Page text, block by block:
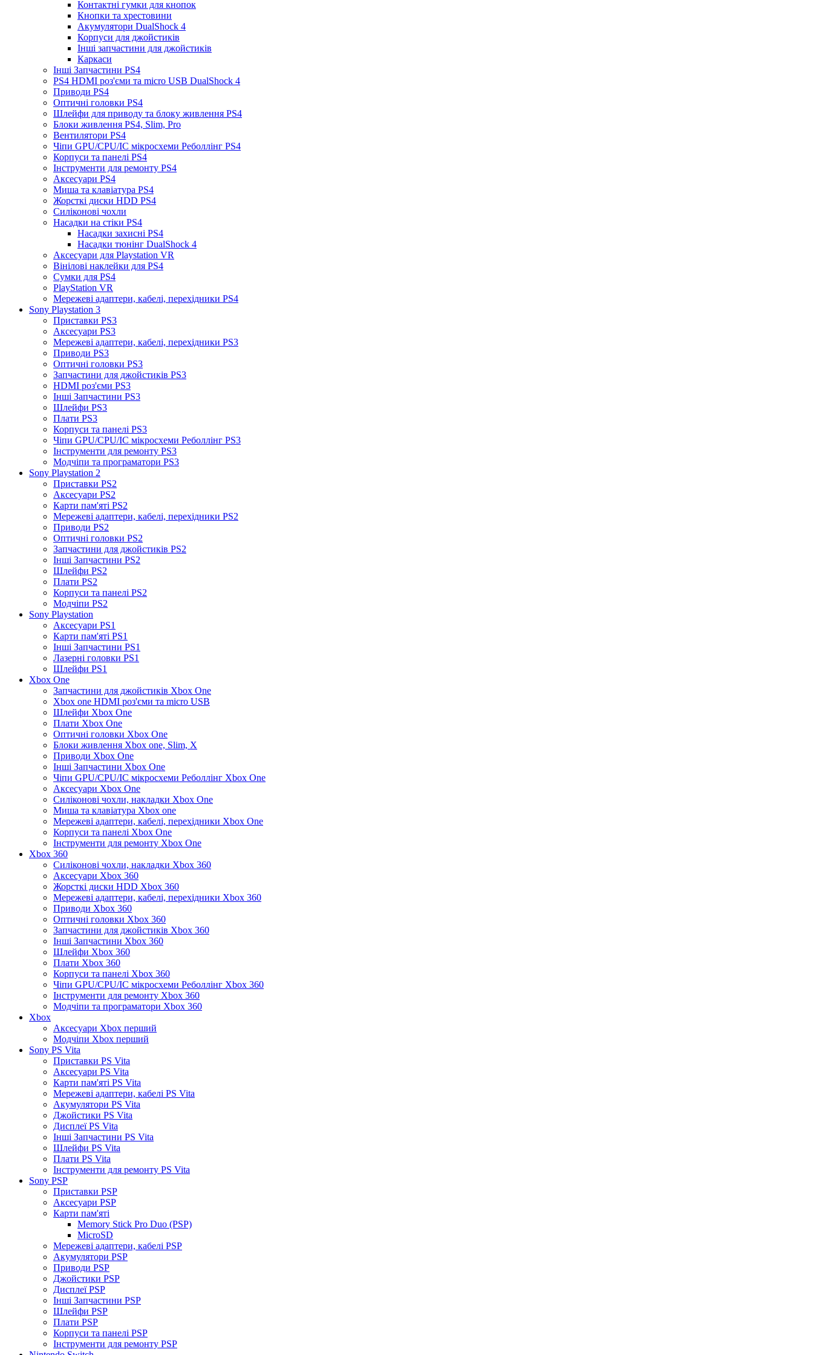
Контактні гумки для кнопок
Кнопки та хрестовини
Акумулятори DualShock 4
Корпуси для джойстиків
Інші запчастини для джойстиків
Каркаси
Інші Запчастини PS4
PS4 HDMI роз'єми та micro USB DualShock 4
Приводи PS4
Оптичні головки PS4
Шлейфи для приводу та блоку живлення PS4
Блоки живлення PS4, Slim, Pro
Вентилятори PS4
Чіпи GPU/CPU/IC мікросхеми Реболлінг PS4
Корпуси та панелі PS4
Інструменти для ремонту PS4
Аксесуари PS4
Миша та клавіатура PS4
Жорсткі диски HDD PS4
Силіконові чохли
Насадки на стіки PS4
Насадки захисні PS4
Насадки тюнінг DualShock 4
Аксесуари для Playstation VR
Вінілові наклейки для PS4
Сумки для PS4
PlayStation VR
Мережеві адаптери, кабелі, перехідники PS4
Sony Playstation 3
Приставки PS3
Аксесуари PS3
Мережеві адаптери, кабелі, перехідники PS3
Приводи PS3
Оптичні головки PS3
Запчастини для джойстиків PS3
HDMI роз'єми PS3
Інші Запчастини PS3
Шлейфи PS3
Плати PS3
Корпуси та панелі PS3
Чіпи GPU/CPU/IC мікросхеми Реболлінг PS3
Інструменти для ремонту PS3
Модчіпи та програматори PS3
Sony Playstation 2
Приставки PS2
Аксесуари PS2
Карти пам'яті PS2
Мережеві адаптери, кабелі, перехідники PS2
Приводи PS2
Оптичні головки PS2
Запчастини для джойстиків PS2
Інші Запчастини PS2
Шлейфи PS2
Плати PS2
Корпуси та панелі PS2
Модчіпи PS2
Sony Playstation
Аксесуари PS1
Карти пам'яті PS1
Інші Запчастини PS1
Лазерні головки PS1
Шлейфи PS1
Xbox One
Запчастини для джойстиків Xbox One
Xbox one HDMI роз'єми та micro USB
Шлейфи Xbox One
Плати Xbox One
Оптичні головки Xbox One
Блоки живлення Xbox one, Slim, X
Приводи Xbox One
Інші Запчастини Xbox One
Чіпи GPU/CPU/IC мікросхеми Реболлінг Xbox One
Аксесуари Xbox One
Силіконові чохли, накладки Xbox One
Миша та клавіатура Xbox one
Мережеві адаптери, кабелі, перехідники Xbox One
Корпуси та панелі Xbox One
Інструменти для ремонту Xbox One
Xbox 360
Силіконові чохли, накладки Xbox 360
Аксесуари Xbox 360
Жорсткі диски HDD Xbox 360
Мережеві адаптери, кабелі, перехідники Xbox 360
Приводи Xbox 360
Оптичні головки Xbox 360
Запчастини для джойстиків Xbox 360
Інші Запчастини Xbox 360
Шлейфи Xbox 360
Плати Xbox 360
Корпуси та панелі Xbox 360
Чіпи GPU/CPU/IC мікросхеми Реболлінг Xbox 360
Інструменти для ремонту Xbox 360
Модчіпи та програматори Xbox 360
Xbox
Аксесуари Xbox перший
Модчіпи Xbox перший
Sony PS Vita
Приставки PS Vita
Аксесуари PS Vita
Карти пам'яті PS Vita
Мережеві адаптери, кабелі PS Vita
Акумулятори PS Vita
Джойстики PS Vita
Дисплеї PS Vita
Інші Запчастини PS Vita
Шлейфи PS Vita
Плати PS Vita
Інструменти для ремонту PS Vita
Sony PSP
Приставки PSP
Аксесуари PSP
Карти пам'яті
Memory Stick Pro Duo (PSP)
MicroSD
Мережеві адаптери, кабелі PSP
Акумулятори PSP
Приводи PSP
Джойстики PSP
Дисплеї PSP
Інші Запчастини PSP
Шлейфи PSP
Плати PSP
Корпуси та панелі PSP
Інструменти для ремонту PSP